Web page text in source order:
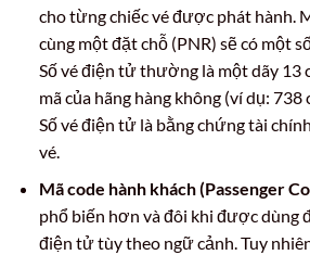
cho từng chiếc vé được phát hành.
cùng một đặt chỗ (PNR) sẽ có một
Số vé điện tử thường là một dãy 13
mã của hãng hàng không (ví dụ:
Số vé điện tử là bằng chứng tài
vé.
Mã code hành khách (Passenger
phổ biến hơn và đôi khi được dùng
điện tử tùy theo ngữ cảnh. Tuy